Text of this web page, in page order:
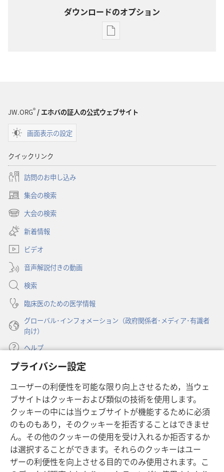
プライバシー設定
ユーザーの利便性を可能な限り向上させるため，当ウェ
ブサイトはクッキーおよび類似の技術を使用します。
クッキーの中には当ウェブサイトが機能するために必須
のものもあり，そのクッキーを拒否することはできませ
ん。その他のクッキーの使用を受け入れるか拒否するか
は選択することができます。それらのクッキーはユー
ザーの利便性を向上させる目的でのみ使用されます。こ
ダウンロードのオプション
出
ン
2
1
JW.ORG®/ エホバの証人の公式ウェブサイト
画面表示の設定
クイックリンク
訪問のお申し込み
集会の検索
（新
し
タ
で
開
く）
大会の検索
（新
し
い
タ
ブ
で
開
く）
新着情報
ビデオ
音声解説付きの動画
検索
臨床医のための医学情報
グローバル･インフォメーション（政府関係者･メディア･有識者
向け）
ヘルプ
寄付
し
い
タ
ブ
で
開
く）
ものみの塔 オンライン・ライブラリー
（新
し
い
タ
ブ
で
開
JW Hub ®
（新
し
い
タ
JW Library ®
Watchtower Library®